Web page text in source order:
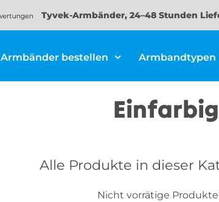
Tyvek-Armbänder, 24–48 Stunden
Armbänder bestellen Armbandtypen
Alle Produkte in dieser
Nicht vorrätige